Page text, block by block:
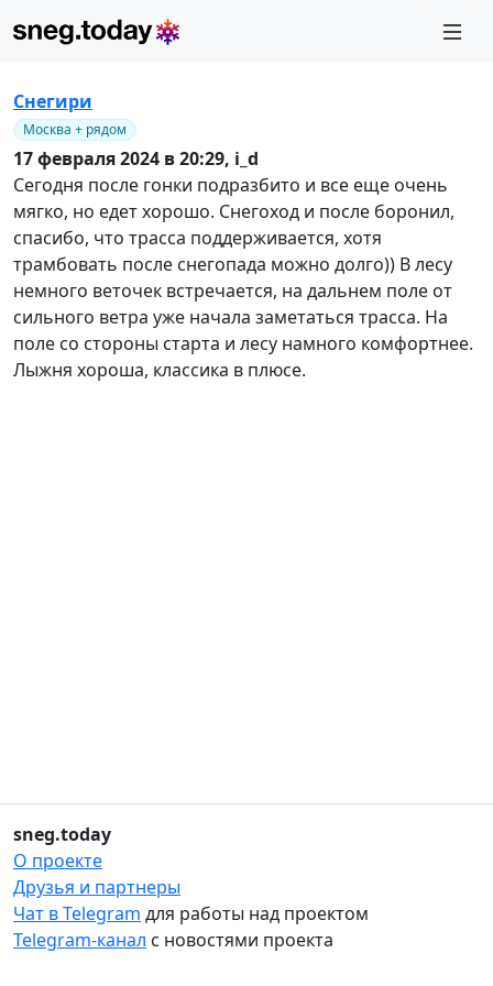
Снегири
Москва + рядом
17 февраля 2024 в 20:29, i_d
Сегодня после гонки подразбито и все еще очень
мягко, но едет хорошо. Снегоход и после боронил,
спасибо, что трасса поддерживается, хотя
трамбовать после снегопада можно долго)) В лесу
немного веточек встречается, на дальнем поле от
сильного ветра уже начала заметаться трасса. На
поле со стороны старта и лесу намного комфортнее.
Лыжня хороша, классика в плюсе.
sneg.today
О проекте
Друзья и партнеры
Чат в Telegram для работы над проектом
Telegram-канал с новостями проекта